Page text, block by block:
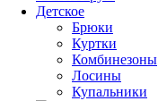
Детское
Брюки
Куртки
Комбинезоны
Лосины
Купальники